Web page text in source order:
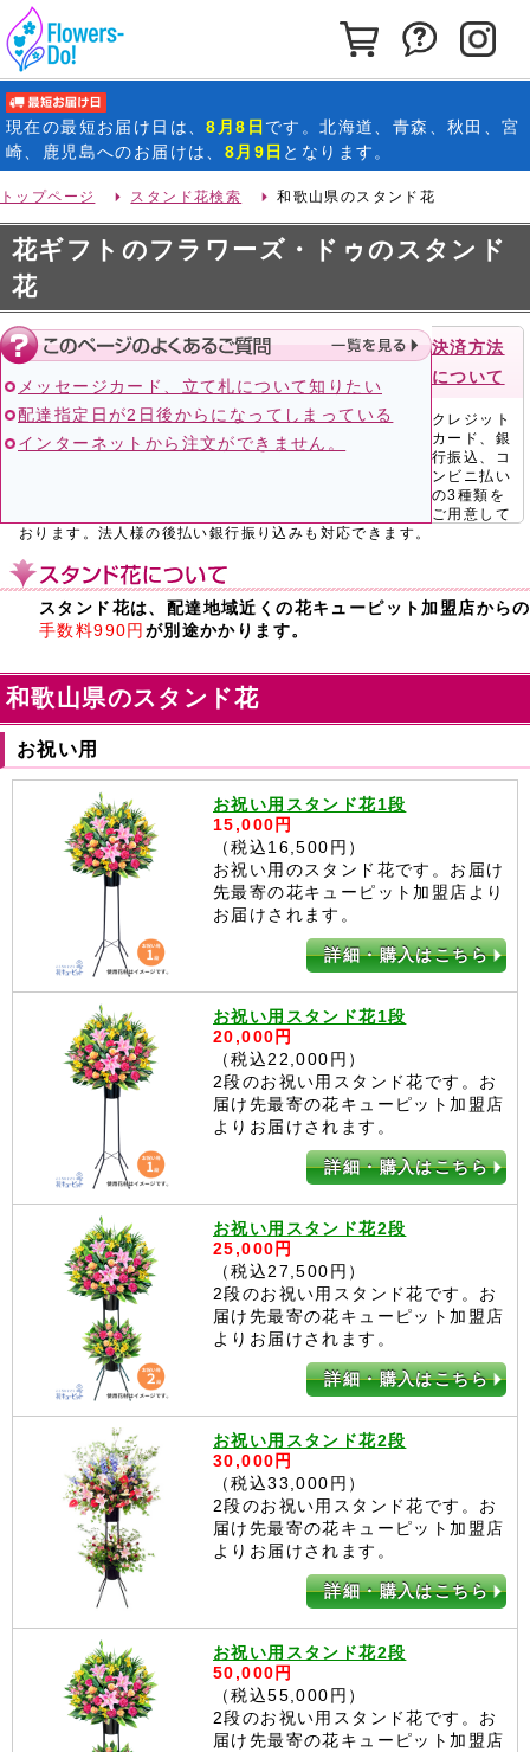
カートを見る
お問い合
現在の最短お届け日 は、8月8日 です。北海道、青森、秋田、宮
崎、鹿児島へのお届けは、 8月9日 となります。
トップページ スタンド花検索 和歌山県のスタンド花
花ギフトのフラワーズ・ドゥのスタンド
花
メッセージカード、立て札について知りたい
配達指定日が2日後からになってしまっている
インターネットから注文ができません。
決済方法
について
クレジット
カード、銀
行振込、コ
ンビニ払い
の3種類を
ご用意して
おります。法人様の後払い銀行振り込みも対応できます。
スタンド花は、配達地域近くの花キューピット加盟店から
手数料990円 が別途かかります。
和歌山県のスタンド花
お祝い用
お祝い用スタンド花1段
15,000円
（税込16,500円）
お祝い用のスタンド花です。お届け
先最寄の花キューピット加盟店より
お届けされます。
詳細・購入はこちら
お祝い用スタンド花1段
20,000円
（税込22,000円）
2段のお祝い用スタンド花です。お
届け先最寄の花キューピット加盟店
よりお届けされます。
詳細・購入はこちら
お祝い用スタンド花2段
25,000円
（税込27,500円）
2段のお祝い用スタンド花です。お
届け先最寄の花キューピット加盟店
よりお届けされます。
詳細・購入はこちら
お祝い用スタンド花2段
30,000円
（税込33,000円）
2段のお祝い用スタンド花です。お
届け先最寄の花キューピット加盟店
よりお届けされます。
詳細・購入はこちら
お祝い用スタンド花2段
50,000円
（税込55,000円）
2段のお祝い用スタンド花です。お
届け先最寄の花キューピット加盟店